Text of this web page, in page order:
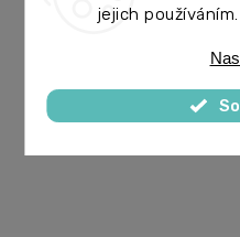
jejich